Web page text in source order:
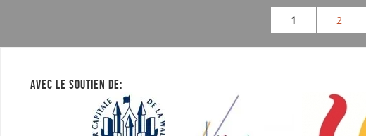
1 2
AVEC LE SOUTIEN DE: